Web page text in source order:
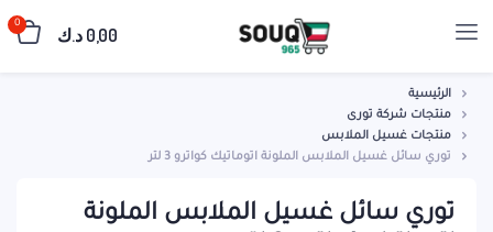
0,00 د.ك 0
الرئيسية
منتجات شركة تورى
منتجات غسيل الملابس
توري سائل غسيل الملابس الملونة اتوماتيك كواترو 3 لتر
توري سائل غسيل الملابس الملونة